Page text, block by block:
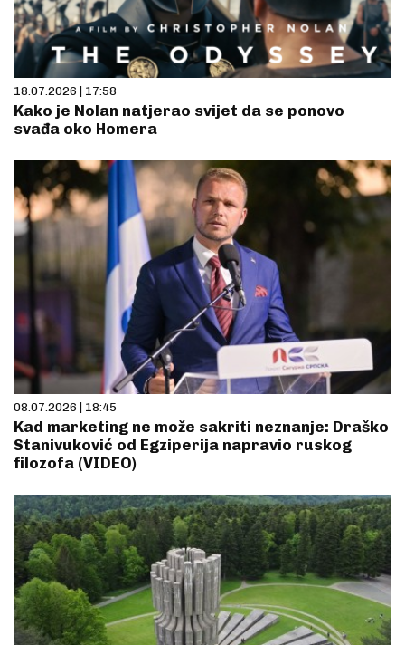
18.07.2026 | 17:58
Kako je Nolan natjerao svijet da se ponovo
svađa oko Homera
08.07.2026 | 18:45
Kad marketing ne može sakriti neznanje: Draško
Stanivuković od Egziperija napravio ruskog
filozofa (VIDEO)